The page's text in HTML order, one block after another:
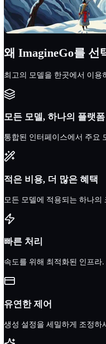
왜 ImagineGo를 선
최고의 모델을 한곳에서 이용
모든 모델, 하나의 플랫폼
통합된 인터페이스에서 주요
적은 비용, 더 많은 혜택
모든 모델에 적용되는 하나의
빠른 처리
속도를 위해 최적화된 인프라.
유연한 제어
생성 설정을 세밀하게 조정하